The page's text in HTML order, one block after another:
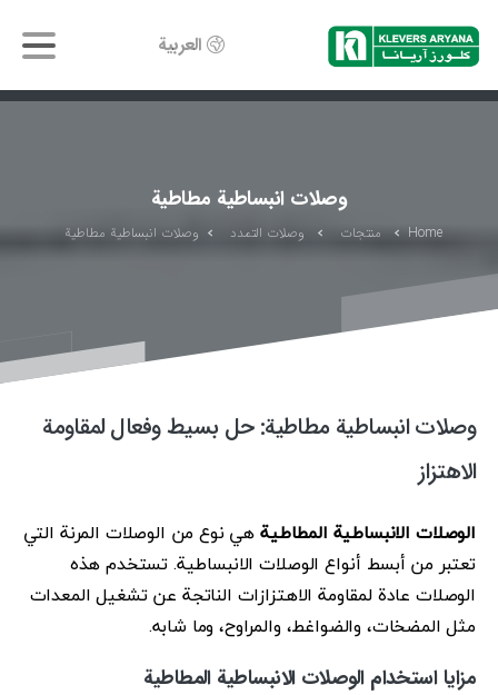
العربية
وصلات انبساطية مطاطية
Home منتجات وصلات التمدد وصلات انبساطية مطاطية
وصلات انبساطية مطاطية: حل بسيط وفعال لمقاومة
الاهتزاز
الوصلات الانبساطية المطاطيةهي نوع من الوصلات المرنة التي
تعتبر من أبسط أنواع الوصلات الانبساطية. تستخدم هذه
الوصلات عادة لمقاومة الاهتزازات الناتجة عن تشغيل المعدات
مثل المضخات، والضواغط، والمراوح، وما شابه.
مزايا استخدام الوصلات الانبساطية المطاطية